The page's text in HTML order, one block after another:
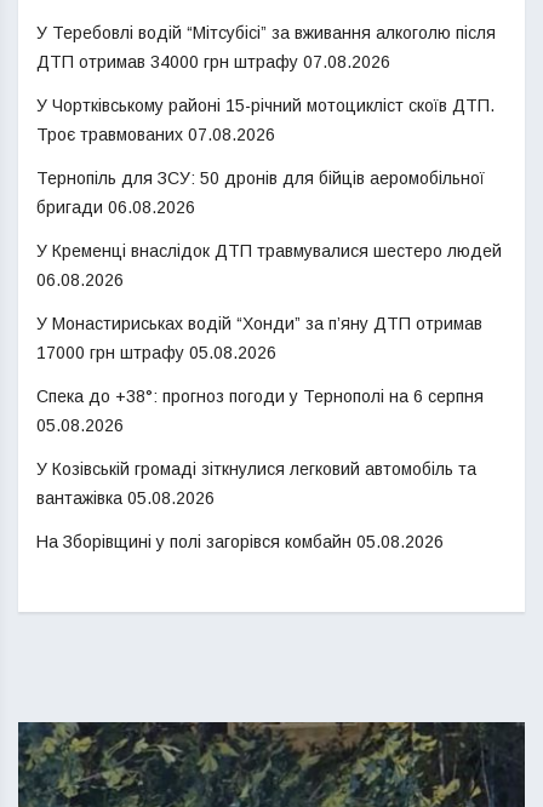
У Теребовлі водій “Мітсубісі” за вживання алкоголю після
ДТП отримав 34000 грн штрафу 07.08.2026
У Чортківському районі 15-річний мотоцикліст скоїв ДТП.
Троє травмованих 07.08.2026
Тернопіль для ЗСУ: 50 дронів для бійців аеромобільної
бригади 06.08.2026
У Кременці внаслідок ДТП травмувалися шестеро людей
06.08.2026
У Монастириськах водій “Хонди” за п’яну ДТП отримав
17000 грн штрафу 05.08.2026
Спека до +38°: прогноз погоди у Тернополі на 6 серпня
05.08.2026
У Козівській громаді зіткнулися легковий автомобіль та
вантажівка 05.08.2026
На Зборівщині у полі загорівся комбайн 05.08.2026